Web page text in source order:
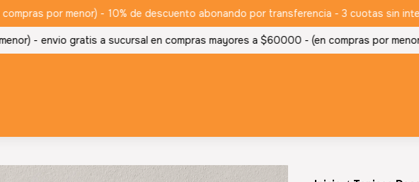
por menor) - 10% de descuento abonando por transferencia - 3 cuotas sin
- envio gratis a sucursal en compras mayores a $60000 - (en compras por menor) -